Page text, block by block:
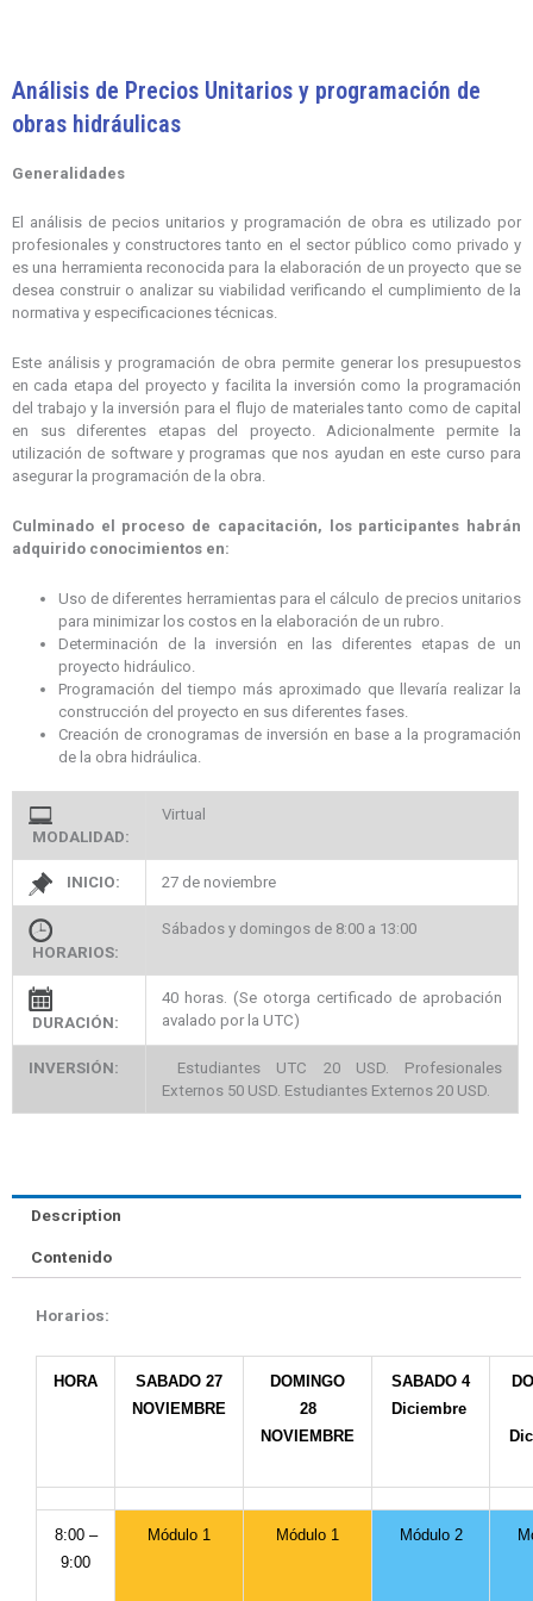
Análisis de Precios Unitarios y programación de
obras hidráulicas
Generalidades
El análisis de pecios unitarios y programación de obra es utilizado por
profesionales y constructores tanto en el sector público como privado y
es una herramienta reconocida para la elaboración de un proyecto que se
desea construir o analizar su viabilidad verificando el cumplimiento de la
normativa y especificaciones técnicas.
Este análisis y programación de obra permite generar los presupuestos
en cada etapa del proyecto y facilita la inversión como la programación
del trabajo y la inversión para el flujo de materiales tanto como de capital
en sus diferentes etapas del proyecto. Adicionalmente permite la
utilización de software y programas que nos ayudan en este curso para
asegurar la programación de la obra.
Culminado el proceso de capacitación, los participantes habrán
adquirido conocimientos en:
Uso de diferentes herramientas para el cálculo de precios unitarios
para minimizar los costos en la elaboración de un rubro.
Determinación de la inversión en las diferentes etapas de un
proyecto hidráulico.
Programación del tiempo más aproximado que llevaría realizar la
construcción del proyecto en sus diferentes fases.
Creación de cronogramas de inversión en base a la programación
de la obra hidráulica.
MODALIDAD:
Virtual
INICIO: 27 de noviembre
HORARIOS:
Sábados y domingos de 8:00 a 13:00
DURACIÓN:
40 horas. (Se otorga certificado de aprobación
avalado por la UTC)
INVERSIÓN:
Estudiantes UTC 20 USD. Profesionales
Externos 50 USD. Estudiantes Externos 20 USD.
Description
Contenido
Horarios:
HORA
SABADO 27
NOVIEMBRE
DOMINGO
28
NOVIEMBRE
SABADO 4
Diciembre
8:00 –
9:00
Módulo 1 Módulo 1 Módulo 2